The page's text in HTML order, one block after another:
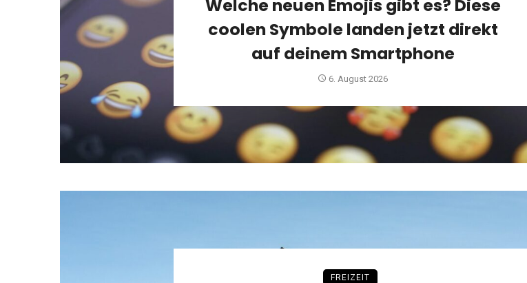
Welche neuen Emojis gibt es? Diese
coolen Symbole landen jetzt direkt
auf deinem Smartphone
6. August 2026
FREIZEIT